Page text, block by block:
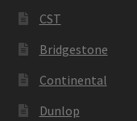
CST
Bridgestone
Continental
Dunlop